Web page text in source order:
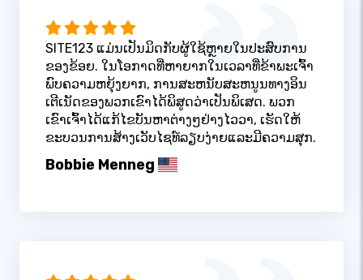
SITE123 ແມ່ນເປັນມິດກັບຜູ້ໃຊ້ຫຼາຍໃນປະສົບການ
ຂອງຂ້ອຍ. ໃນໂອກາດທີ່ຫາຍາກໃນເວລາທີ່ຂ້າພະເຈົ້າ
ພົບຄວາມຫຍຸ້ງຍາກ, ການສະຫນັບສະຫນູນທາງອິນ
ເຕີເນັດຂອງພວກເຂົາໄດ້ພິສູດວ່າເປັນພິເສດ. ພວກ
ເຂົາເຈົ້າໄດ້ແກ້ໄຂບັນຫາຕ່າງໆຢ່າງໄວວາ, ເຮັດໃຫ້
ຂະບວນການສ້າງເວັບໄຊທ໌ລຽບງ່າຍແລະມີຄວາມສຸກ.
Bobbie Menneg